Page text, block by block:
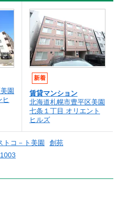
園
新着
賃貸マンション
北海道札幌市豊平区美園
七条１丁目 オリエント
ヒルズ
トコ－ト美園
創苑